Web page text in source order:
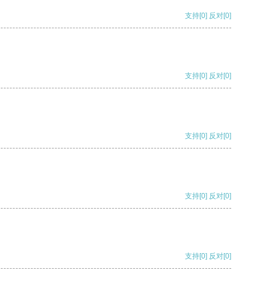
支持[0] 反对[0]
支持[0] 反对[0]
支持[0] 反对[0]
支持[0] 反对[0]
支持[0] 反对[0]